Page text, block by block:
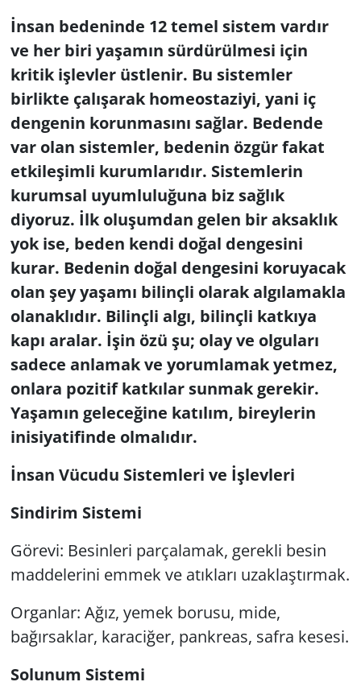
İnsan bedeninde 12 temel sistem vardır
ve her biri yaşamın sürdürülmesi için
kritik işlevler üstlenir. Bu sistemler
birlikte çalışarak homeostaziyi, yani iç
dengenin korunmasını sağlar. Bedende
var olan sistemler, bedenin özgür fakat
etkileşimli kurumlarıdır. Sistemlerin
kurumsal uyumluluğuna biz sağlık
diyoruz. İlk oluşumdan gelen bir aksaklık
yok ise, beden kendi doğal dengesini
kurar. Bedenin doğal dengesini koruyacak
olan şey yaşamı bilinçli olarak algılamakla
olanaklıdır. Bilinçli algı, bilinçli katkıya
kapı aralar. İşin özü şu; olay ve olguları
sadece anlamak ve yorumlamak yetmez,
onlara pozitif katkılar sunmak gerekir.
Yaşamın geleceğine katılım, bireylerin
inisiyatifinde olmalıdır.
İnsan Vücudu Sistemleri ve İşlevleri
Sindirim Sistemi
Görevi: Besinleri parçalamak, gerekli besin
maddelerini emmek ve atıkları uzaklaştırmak.
Organlar: Ağız, yemek borusu, mide,
bağırsaklar, karaciğer, pankreas, safra kesesi.
Solunum Sistemi